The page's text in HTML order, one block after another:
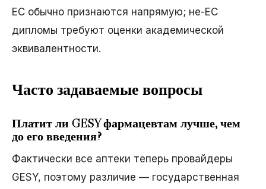
ЕС обычно признаются напрямую; не-ЕС
дипломы требуют оценки академической
эквивалентности.
Часто задаваемые вопросы
Платит ли GESY фармацевтам лучше, чем
до его введения?
Фактически все аптеки теперь провайдеры
GESY, поэтому различие — государственная